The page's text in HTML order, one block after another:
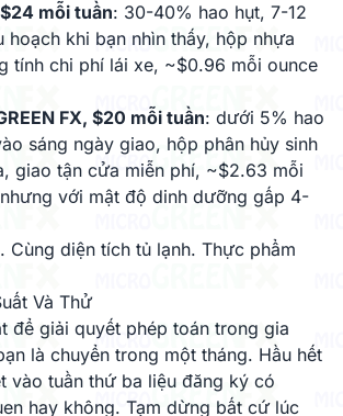
mỗi tuần: 30-40% hao hụt, 7-12
hoạch khi bạn nhìn thấy, hộp nhựa
tính chi phí lái xe, ~$0.96 mỗi ounce
FX, $20 mỗi tuần: dưới 5% hao
sáng ngày giao, hộp phân hủy sinh
giao tận cửa miễn phí, ~$2.63 mỗi
với mật độ dinh dưỡng gấp 4-
Cùng diện tích tủ lạnh. Thực phẩm
Và Thử
để giải quyết phép toán trong gia
là chuyển trong một tháng. Hầu hết
vào tuần thứ ba liệu đăng ký có
hay không. Tạm dừng bất cứ lúc